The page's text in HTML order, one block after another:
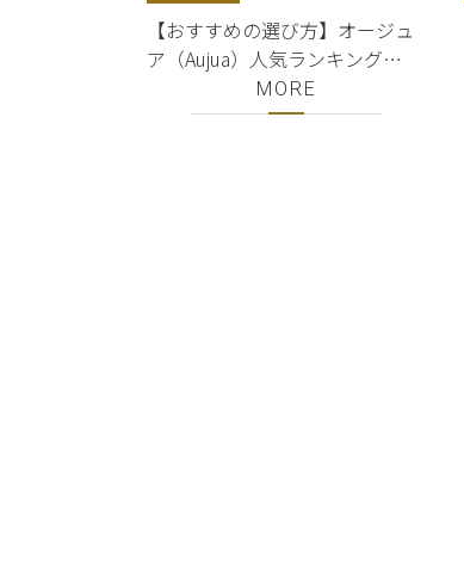
【おすすめの選び方】オージュ
ア（Aujua）人気ランキング
TOP10｜シャンプー・トリート
メント｜正規販売店｜銀座・有
MORE